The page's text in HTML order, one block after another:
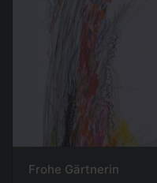
Frohe Gärtnerin